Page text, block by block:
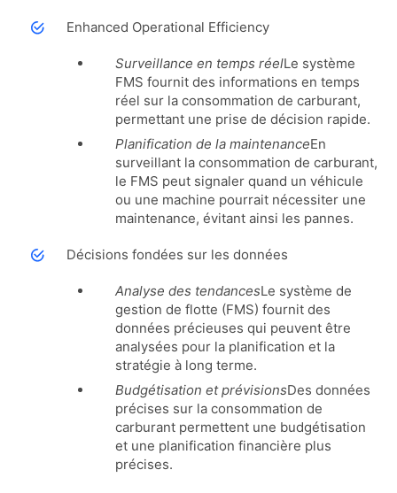
Enhanced Operational Efficiency
Surveillance en temps réelLe système
FMS fournit des informations en temps
réel sur la consommation de carburant,
permettant une prise de décision rapide.
Planification de la maintenanceEn
surveillant la consommation de carburant,
le FMS peut signaler quand un véhicule
ou une machine pourrait nécessiter une
maintenance, évitant ainsi les pannes.
Décisions fondées sur les données
Analyse des tendancesLe système de
gestion de flotte (FMS) fournit des
données précieuses qui peuvent être
analysées pour la planification et la
stratégie à long terme.
Budgétisation et prévisionsDes données
précises sur la consommation de
carburant permettent une budgétisation
et une planification financière plus
précises.